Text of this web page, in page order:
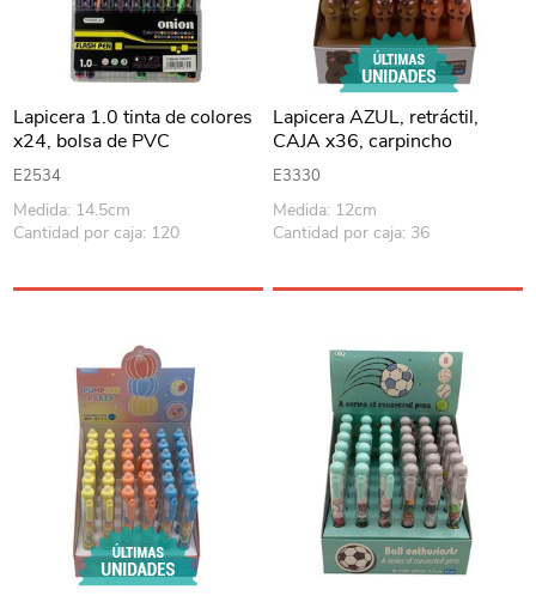
Lapicera 1.0 tinta de colores
x24, bolsa de PVC
E2534
Medida: 14.5cm
Cantidad por caja: 120
Lapicera AZUL, retráctil,
CAJA x36, carpincho
E3330
Medida: 12cm
Cantidad por caja: 36